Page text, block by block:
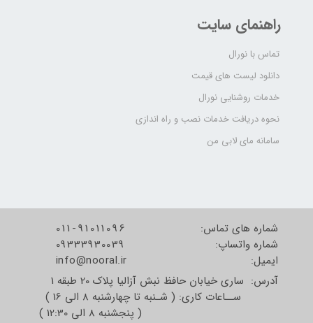
راهنمای سایت
تماس با نورال
دانلود لیست های قیمت
خدمات روشنایی نورال
نحوه دریافت خدمات نصب و راه اندازی
سامانه مای لابی من
شماره های تماس:
شماره واتساپ:
​​​​​​​ایمیل:
011-91011096
09333930039
info@nooral.ir
آدرس: ساری خیابان حافظ نبش آزالیا پلاک 20 طبقه 1
ســاعات کاری: ( شـنبه تا چهارشنبه 8 الی 16 )
( پنجشنبه 8 الی 12:30 )